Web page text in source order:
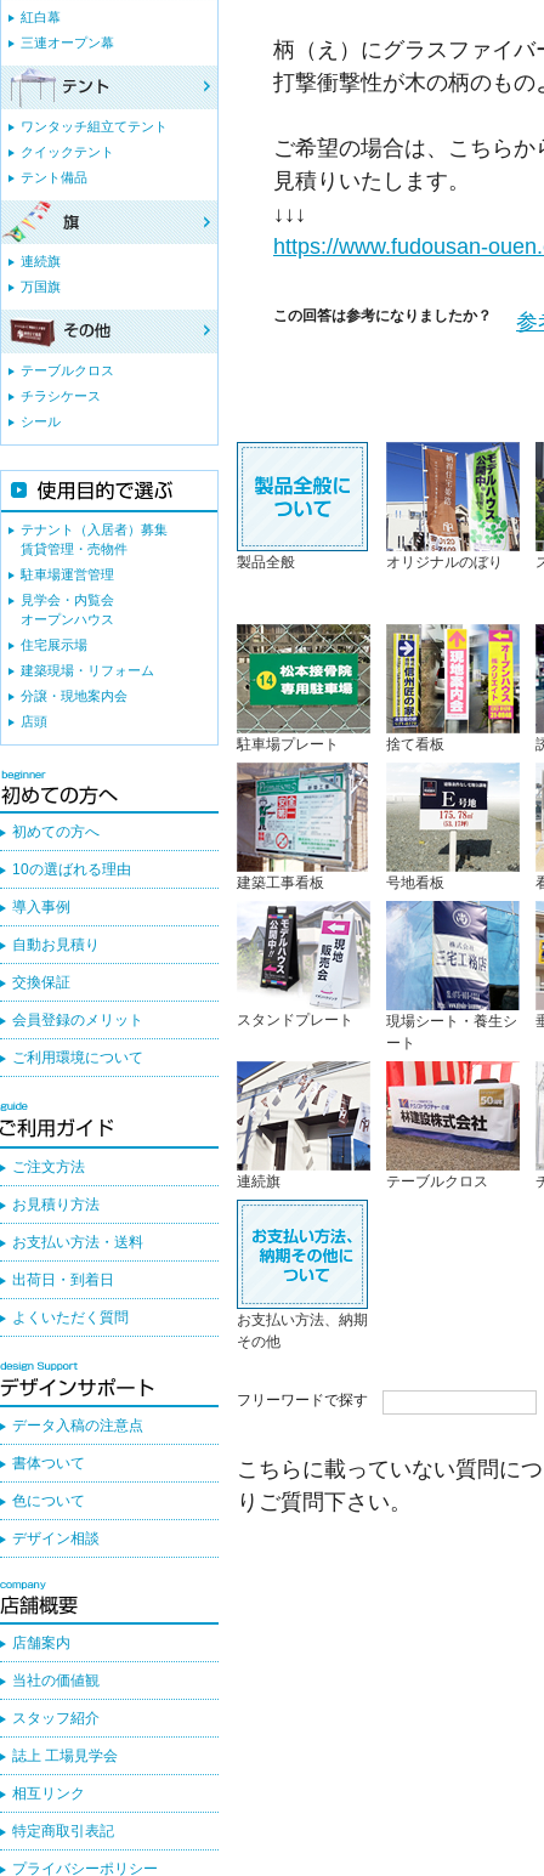
柄（え）にグラスファイ
打撃衝撃性が木の柄のも
ご希望の場合は、こちら
見積りいたします。
↓↓↓
https://www.fudousan-
この回答は参考になりましたか？ 参
製品全般 オリジナルのぼり
駐車場プレート 捨て看板
建築工事看板 号地看板
スタンドプレート
現場シート・養生シ
ート
連続旗 テーブルクロス
お支払い方法、納期
その他
フリーワードで探す
こちらに載っていない質問に
りご質問下さい。
紅白幕
三連オープン幕
ワンタッチ組立てテント
クイックテント
テント備品
連続旗
万国旗
テーブルクロス
チラシケース
シール
テナント（入居者）募集
賃貸管理・売物件
駐車場運営管理
見学会・内覧会
オープンハウス
住宅展示場
建築現場・リフォーム
分譲・現地案内会
店頭
初めての方へ
10の選ばれる理由
導入事例
自動お見積り
交換保証
会員登録のメリット
ご利用環境について
ご注文方法
お見積り方法
お支払い方法・送料
出荷日・到着日
よくいただく質問
データ入稿の注意点
書体ついて
色について
デザイン相談
店舗案内
当社の価値観
スタッフ紹介
誌上 工場見学会
相互リンク
特定商取引表記
プライバシーポリシー